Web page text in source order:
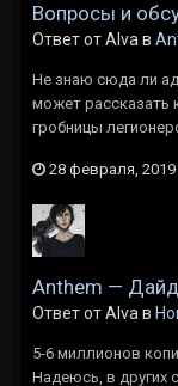
Вопросы и
Ответ от Alva в
Не знаю сюда ли
может рассказать
гробницы
28 февраля, 2019
Anthem —
Ответ от Alva в
5-6 миллионов
Надеюсь, в других